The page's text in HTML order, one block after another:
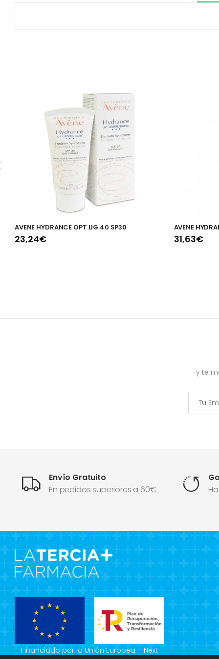
AVENE HYDRANCE OPT LIG 40 SP30
23,24€
AVENE
31,63€
y te
Envío Gratuito
En pedidos superiores a 60€
Financiado por la Unión Europea – Next